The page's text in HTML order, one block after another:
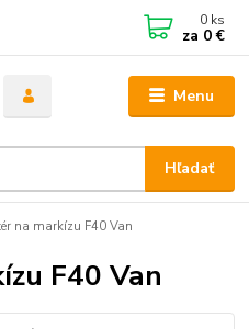
Menu
Hľadať
0 ks
za 0 €
na markízu F40 Van
F40 Van